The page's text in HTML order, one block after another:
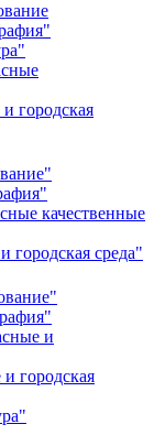
городская
качественные
городская среда"
и
городская